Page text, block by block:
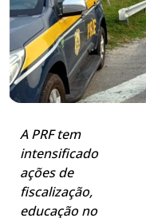
A PRF tem
intensificado
ações de
fiscalização,
educação no